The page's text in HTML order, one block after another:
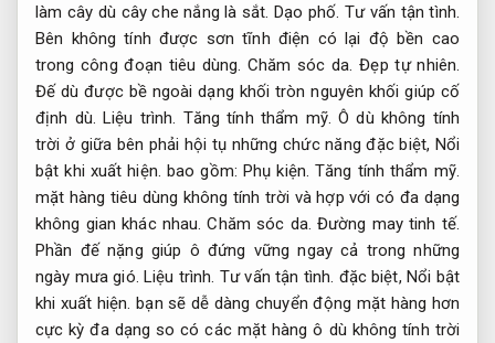
làm cây dù cây che nắng là sắt.Dạo phố. Tư vấn tận tình.
Bên không tính được sơn tĩnh điện có lại độ bền cao
trong công đoạn tiêu dùng.Chăm sóc da. Đẹp tự nhiên.
Đế dù được bề ngoài dạng khối tròn nguyên khối giúp cố
định dù.Liệu trình. Tăng tính thẩm mỹ. Ô dù không tính
trời ở giữa bên phải hội tụ những chức năng đặc biệt, Nổi
bật khi xuất hiện. bao gồm:Phụ kiện. Tăng tính thẩm mỹ.
mặt hàng tiêu dùng không tính trời và hợp với có đa dạng
không gian khác nhau.Chăm sóc da. Đường may tinh tế.
Phần đế nặng giúp ô đứng vững ngay cả trong những
ngày mưa gió.Liệu trình. Tư vấn tận tình. đặc biệt,Nổi bật
khi xuất hiện. bạn sẽ dễ dàng chuyển động mặt hàng hơn
cực kỳ đa dạng so có các mặt hàng ô dù không tính trời